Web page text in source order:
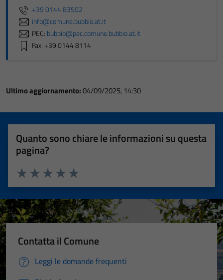
+39 0144 83502
info@comune.bubbio.at.it
PEC: bubbio@pec.comune.bubbio.at.it
Fax: +39 0144 8114
Ultimo aggiornamento:04/09/2025, 14:30
Quanto sono chiare le informazioni su questa
pagina?
Valuta 5 stelle su 5
Valuta 4 stelle su 5
Valuta 3 stelle su 5
Valuta 2 stelle su 5
Valuta 1 stelle su 5
Contatta il Comune
Leggi le domande frequenti